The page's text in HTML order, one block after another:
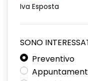
console centrale bassa
cruise control incl.
distance warning
driver display digitale
Iva Esposta
SONO
Preventivo